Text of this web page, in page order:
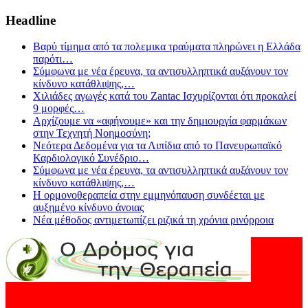
Headline
Βαρύ τίμημα από τα πολεμικα τραύματα πληρώνει η Ελλάδα
παρότι…
Σύμφωνα με νέα έρευνα, τα αντισυλληπτικά αυξάνουν τον
κίνδυνο κατάθλιψης,…
Χιλιάδες αγωγές κατά του Zantac Ισχυρίζονται ότι προκαλεί
9 μορφές…
Αρχίζουμε να «αφήνουμε» και την δημιουργία φαρμάκων
στην Τεχνητή Νοημοσύνη;
Νεότερα Δεδομένα για τα Λιπίδια από το Πανευρωπαϊκό
Καρδιολογικό Συνέδριο…
Σύμφωνα με νέα έρευνα, τα αντισυλληπτικά αυξάνουν τον
κίνδυνο κατάθλιψης,…
Η ορμονοθεραπεία στην εμμηνόπαυση συνδέεται με
αυξημένο κίνδυνο άνοιας
Νέα μέθοδος αντιμετωπίζει ριζικά τη χρόνια ρινόρροια